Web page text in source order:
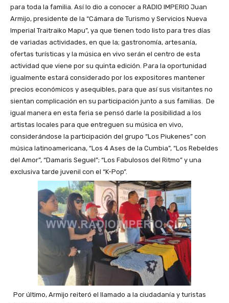
para toda la familia. Así lo dio a conocer a RADIO IMPERIO Juan
Armijo, presidente de la “Cámara de Turismo y Servicios Nueva
Imperial Traitraiko Mapu”, ya que tienen todo listo para tres días
de variadas actividades, en que la; gastronomía, artesanía,
ofertas turísticas y la música en vivo serán el centro de esta
actividad que viene por su quinta edición. Para la oportunidad
igualmente estará considerado por los expositores mantener
precios económicos y asequibles, para que así sus visitantes no
sientan complicación en su participación junto a sus familias. De
igual manera en esta feria se pensó darle la posibilidad a los
artistas locales para que entreguen su música en vivo,
considerándose la participación del grupo “Los Piukenes” con
música latinoamericana, “Los 4 Ases de la Cumbia”, “Los Rebeldes
del Amor”, “Damaris Seguel”; “Los Fabulosos del Ritmo” y una
exclusiva tarde juvenil con el “K-Pop”.
Por último, Armijo reiteró el llamado a la ciudadanía y turistas